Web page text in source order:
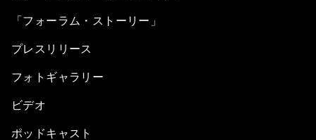
「フォーラム・ストーリー」
プレスリリース
フォトギャラリー
ビデオ
ポッドキャスト